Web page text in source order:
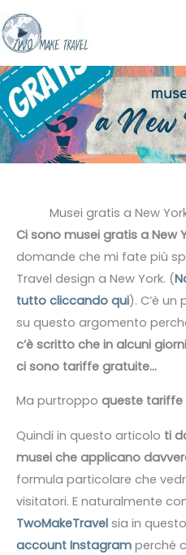
Vai
al
contenuto
Musei gratis a New
Ci sono musei gratis a New
domande che mi fate più
Travel design a New York. (
tutto cliccando qui). C’è un
su questo argomento
c’è scritto che in alcuni
ci sono tariffe gratuite…
Ma purtroppo queste tariffe
Quindi in questo articolo ti
musei che applicano
formula particolare che
visitatori. E naturalmente
TwoMakeTravel sia in
account Instagram perché